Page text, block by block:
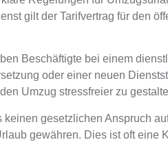
gilt der Tarifvertrag für den
Beschäftigte bei einem
oder einer neuen
Umzug stressfreier zu
keinen gesetzlichen Anspruch
gewähren. Dies ist oft